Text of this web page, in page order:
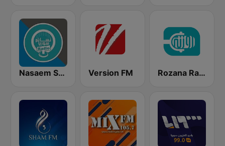
Nasaem Syria Radio - راديو نسائم سوريا Version FM Rozana Radio